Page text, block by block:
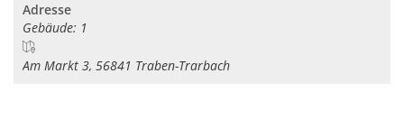
Adresse
Gebäude: 1
Am Markt 3, 56841 Traben-Trarbach